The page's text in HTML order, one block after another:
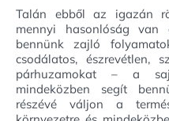
Talán ebből az igazán
mennyi hasonlóság
bennünk zajló
csodálatos, észrevétlen,
párhuzamokat – a
mindeközben segít
részévé váljon a